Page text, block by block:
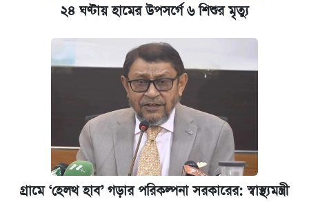
২৪ ঘণ্টায় হামের উপসর্গে ৬ শিশুর মৃত্যু
গ্রামে ‘হেলথ হাব’ গড়ার পরিকল্পনা সরকারের: স্বাস্থ্যমন্ত্রী